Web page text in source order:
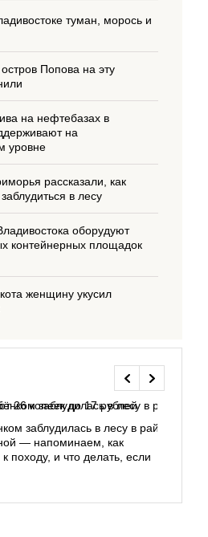
туман, морось и
Попова на эту
на нефтебазах в
на
уровне
рассказали, как
в лесу
оборудуют
контейнерных площадок
женщину укусил
заблудилась в лесу в районе
— напоминаем, как
к походу, и что делать, если